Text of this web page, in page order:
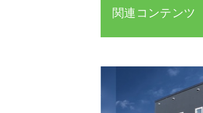
関連コンテンツ